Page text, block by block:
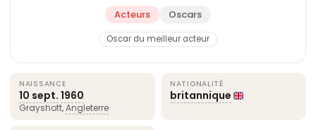
Acteurs Oscars
Oscar du meilleur acteur
NAISSANCE
10 sept. 1960
Grayshott,Angleterre
NATIONALITÉ
britannique